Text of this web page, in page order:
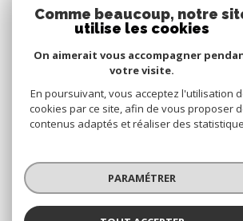
© 2026 | Tous droits
Comme beaucoup, notre
utilise les cookies
On aimerait vous accompagner
votre visite.
En poursuivant, vous acceptez l'utilisation
cookies par ce site, afin de vous proposer
contenus adaptés et réaliser des
PARAMÉTRER